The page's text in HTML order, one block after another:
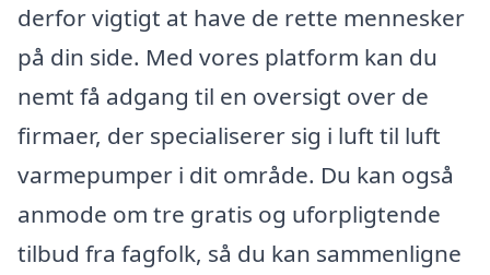
derfor vigtigt at have de rette mennesker
på din side. Med vores platform kan du
nemt få adgang til en oversigt over de
firmaer, der specialiserer sig i luft til luft
varmepumper i dit område. Du kan også
anmode om tre gratis og uforpligtende
tilbud fra fagfolk, så du kan sammenligne